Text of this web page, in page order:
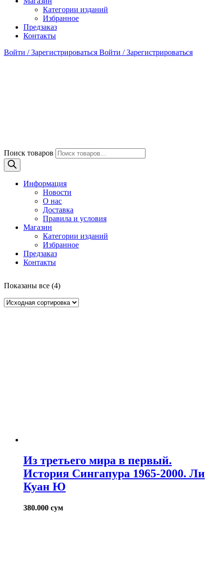
Категории изданий
Избранное
Предзаказ
Контакты
Войти / Зарегистрироваться Войти / Зарегистрироваться
Поиск товаров
Информация
Новости
О нас
Доставка
Правила и условия
Магазин
Категории изданий
Избранное
Предзаказ
Контакты
Показаны все (4)
Из третьего мира в первый.
История Сингапура 1965-2000. Ли
Куан Ю
380.000 сум